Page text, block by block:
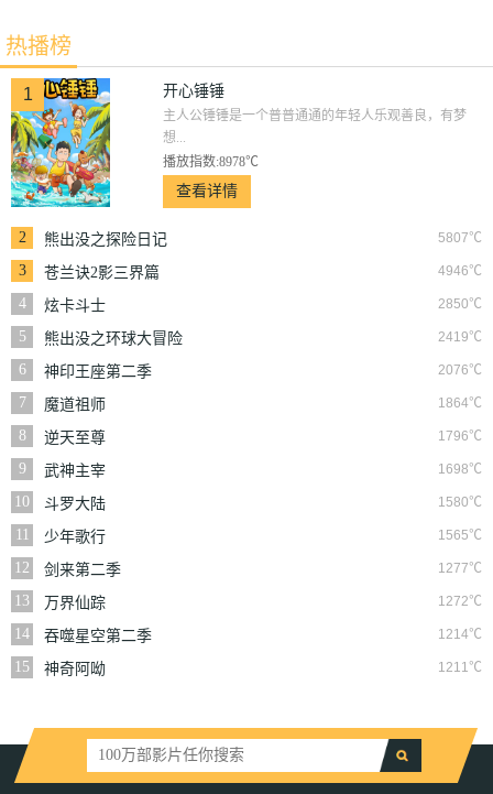
热播榜
1 开心锤锤
主人公锤锤是一个普普通通的年轻人乐观善良，有梦
想...
播放指数:8978℃
查看详情
2 5807℃
熊出没之探险日记
3
4946℃
苍兰诀2影三界篇
4
2850℃
炫卡斗士
5
2419℃
熊出没之环球大冒险
6
2076℃
神印王座第二季
7
1864℃
魔道祖师
8
1796℃
逆天至尊
9
1698℃
武神主宰
10
1580℃
斗罗大陆
11
1565℃
少年歌行
12
1277℃
剑来第二季
13
1272℃
万界仙踪
14
1214℃
吞噬星空第二季
15
1211℃
神奇阿呦